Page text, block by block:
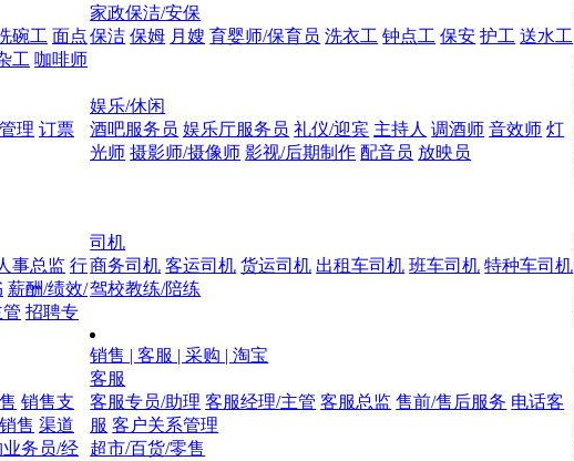
碗工 面点
工 咖啡师
家政保洁/安保
保洁 保姆 月嫂 育婴师/保育员 洗衣工 钟点工 保安 护工 送水工
理 订票
娱乐/休闲
酒吧服务员 娱乐厅服务员 礼仪/迎宾 主持人 调酒师 音效师 灯
光师 摄影师/摄像师 影视/后期制作 配音员 放映员
事总监 行
薪酬/绩效/
招聘专
司机
商务司机 客运司机 货运司机 出租车司机 班车司机 特种车司机
驾校教练/陪练
销售 | 客服 | 采购 | 淘宝
销售支
售 渠道
业务员/经
客服
客服专员/助理 客服经理/主管 客服总监 售前/售后服务 电话客
服 客户关系管理
超市/百货/零售